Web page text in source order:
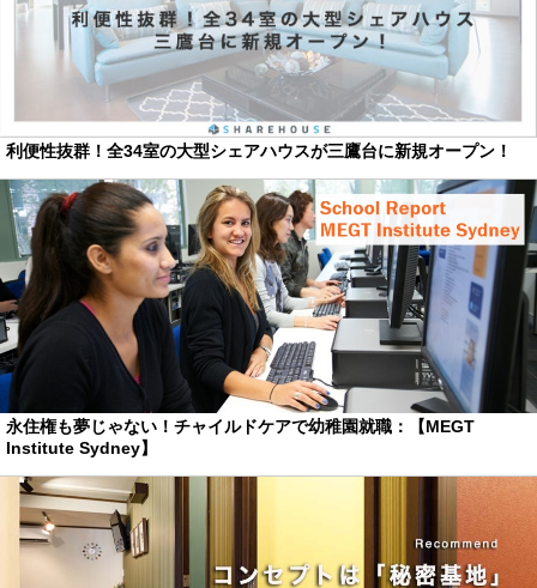
利便性抜群！全34室の大型シェアハウスが三鷹台に新規オープン！
永住権も夢じゃない！チャイルドケアで幼稚園就職：【MEGT
Institute Sydney】